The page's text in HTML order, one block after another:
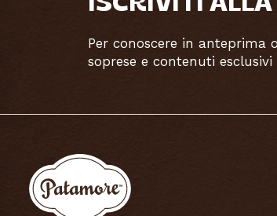
ISCRIVITI
Per conoscere in anteprima
soprese e contenuti esclusivi